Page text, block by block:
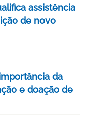
assistência
de novo
da
e doação de